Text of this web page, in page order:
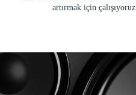
artırmak için çalışıyoruz.